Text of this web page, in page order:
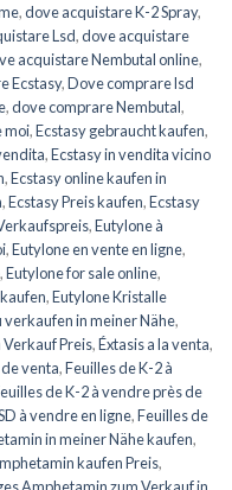
,dove acquistare K-2 Spray,
Lsd,dove acquistare
acquistare Nembutal online,
Ecstasy,Dove comprare lsd
,dove comprare Nembutal,
moi,Ecstasy gebraucht kaufen,
,Ecstasy in vendita vicino
,Ecstasy online kaufen in
,Ecstasy Preis kaufen,Ecstasy
,Eutylone à
,Eutylone en vente en ligne,
,Eutylone for sale online,
,Eutylone Kristalle
verkaufen in meiner Nähe,
Verkauf Preis,Éxtasis a la venta,
venta,Feuilles de K-2 à
de K-2 à vendre près de
à vendre en ligne,Feuilles de
in meiner Nähe kaufen,
kaufen Preis,